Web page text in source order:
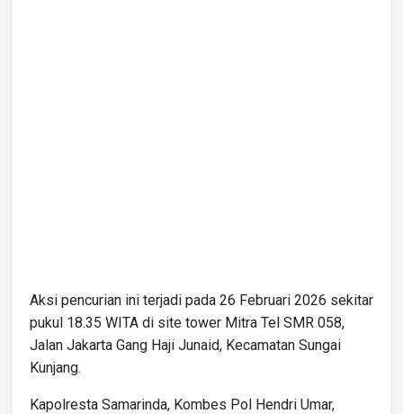
Aksi pencurian ini terjadi pada 26 Februari 2026 sekitar
pukul 18.35 WITA di site tower Mitra Tel SMR 058,
Jalan Jakarta Gang Haji Junaid, Kecamatan Sungai
Kunjang.
Kapolresta Samarinda, Kombes Pol Hendri Umar,